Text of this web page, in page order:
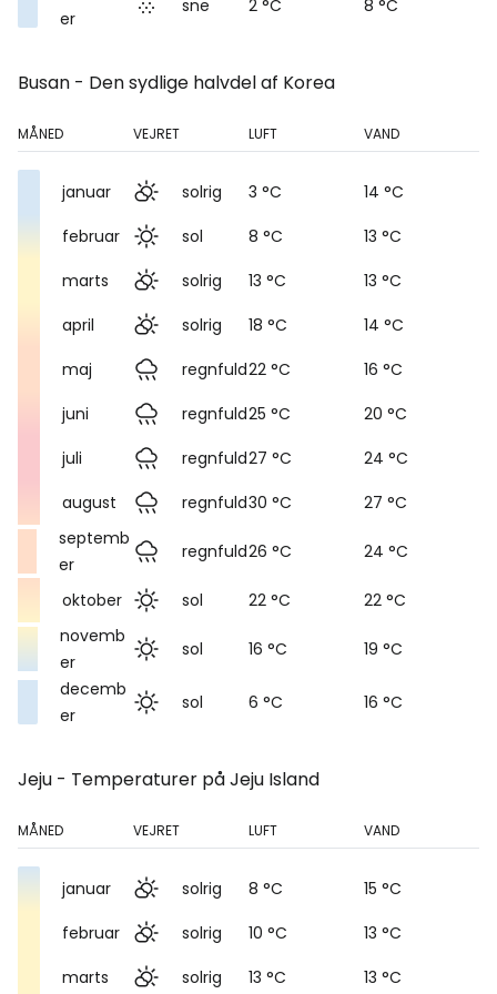
er
sne 2 °C 8 °C
Busan - Den sydlige halvdel af Korea
MÅNED VEJRET LUFT VAND
januar solrig 3 °C
14 °C
februar
sol 8 °C
13 °C
marts
solrig 13 °C
13 °C
april
solrig 18 °C
14 °C
maj
regnfuld22 °C
16 °C
juni
regnfuld25 °C
20 °C
juli
regnfuld27 °C
24 °C
august
regnfuld30 °C
27 °C
septemb
er
regnfuld26 °C 24 °C
oktober sol 22 °C
22 °C
novemb
er
sol 16 °C
19 °C
decemb
er
sol 6 °C 16 °C
Jeju - Temperaturer på Jeju Island
MÅNED VEJRET LUFT VAND
januar solrig 8 °C
15 °C
februar
solrig 10 °C
13 °C
marts
solrig 13 °C
13 °C